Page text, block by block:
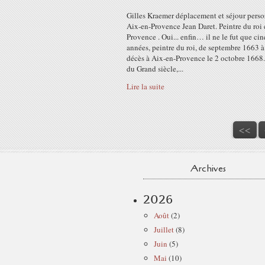
Gilles Kraemer déplacement et séjour
Aix-en-Provence Jean Daret. Peintre du roi
Provence . Oui... enfin… il ne le fut que
années, peintre du roi, de septembre 1663
décès à Aix-en-Provence le 2 octobre
du Grand siècle,...
Lire la suite
<<
Archives
2026
Août(2)
Juillet(8)
Juin (5)
Mai (10)